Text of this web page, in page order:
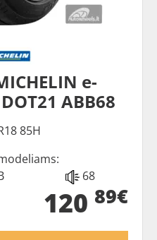
e-
ABB68
85H
68
120 89€